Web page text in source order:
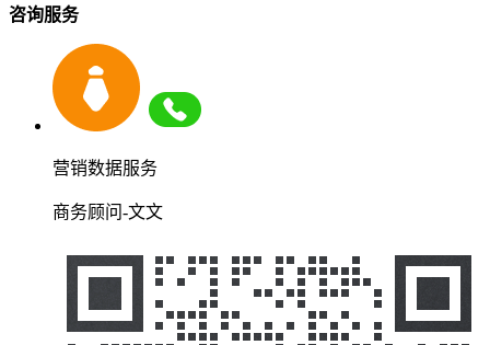
咨询服务
营销数据服务
商务顾问-文文